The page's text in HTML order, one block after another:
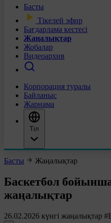
Басты
Тікелей эфир
Бағдарлама кестесі
Жаңалықтар
Жобалар
Видеоархив
Корпорация туралы
Байланыс
Жарнама
Тіл
Басты Жаңалықтар
Баскетбол бойынша
жаңалықтар
26.02.2026 күнгі жаңалықтар